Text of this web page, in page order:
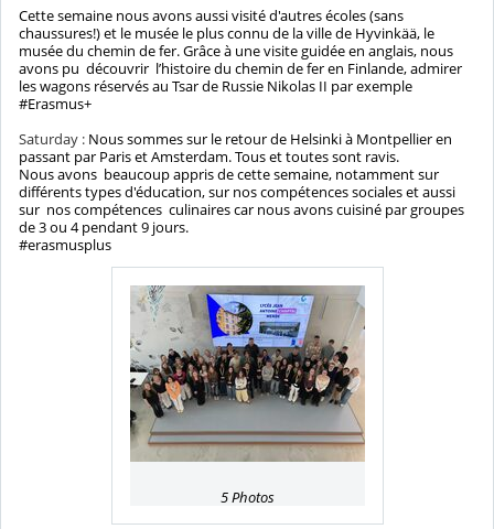
Cette semaine nous avons aussi visité d'autres écoles (sans
chaussures!) et le musée le plus connu de la ville de Hyvinkää, le
musée du chemin de fer. Grâce à une visite guidée en anglais, nous
avons pu découvrir l’histoire du chemin de fer en Finlande, admirer
les wagons réservés au Tsar de Russie Nikolas II par exemple
#Erasmus+
Saturday : Nous sommes sur le retour de Helsinki à Montpellier en
passant par Paris et Amsterdam. Tous et toutes sont ravis.
Nous avons beaucoup appris de cette semaine, notamment sur
différents types d'éducation, sur nos compétences sociales et aussi
sur nos compétences culinaires car nous avons cuisiné par groupes
de 3 ou 4 pendant 9 jours.
#erasmusplus
5 Photos